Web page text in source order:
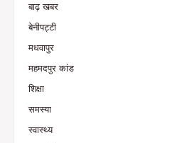
बाढ़ खबर
बेनीपट्टी
मधवापुर
महमदपुर कांड
शिक्षा
समस्या
स्वास्थ्य